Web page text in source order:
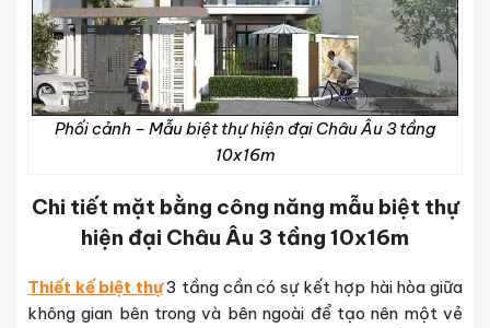
Phối cảnh – Mẫu biệt thự hiện đại Châu Âu 3 tầng
10x16m
Chi tiết mặt bằng công năng mẫu biệt thự
hiện đại Châu Âu 3 tầng 10x16m
Thiết kế biệt thự3 tầng cần có sự kết hợp hài hòa giữa
không gian bên trong và bên ngoài để tạo nên một vẻ